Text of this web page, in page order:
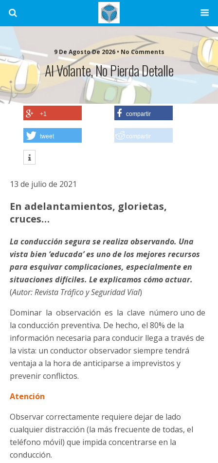
9 De Agosto De 2026 • No Comments
Al Volante, No Pierda Detalle
+1 compartir
tweet compartir
13 de julio de 2021
En adelantamientos, glorietas,
cruces…
La conducción segura se realiza observando. Una
vista bien ‘educada’ es uno de los mejores recursos
para esquivar complicaciones, especialmente en
situaciones difíciles. Le explicamos cómo actuar.
(Autor: Revista Tráfico y Seguridad Vial)
Dominar la observación es la clave número uno de
la conducción preventiva. De hecho, el 80% de la
información necesaria para conducir llega a través de
la vista: un conductor observador siempre tendrá
ventaja a la hora de anticiparse a imprevistos y
prevenir conflictos.
Atención
Observar correctamente requiere dejar de lado
cualquier distracción (la más frecuente de todas, el
teléfono móvil) que impida concentrarse en la
conducción.